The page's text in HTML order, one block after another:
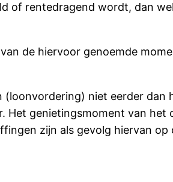
of rentedragend wordt, dan wel
de hiervoor genoemde
niet eerder dan
Het genietingsmoment van het
zijn als gevolg hiervan